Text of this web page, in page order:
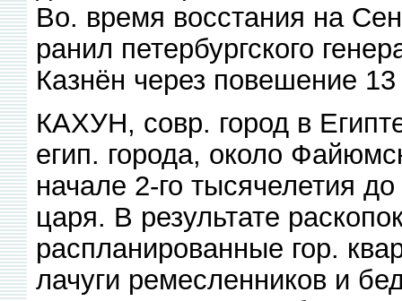
Во. время восстания на
ранил петербургского
Казнён через повешение
КАХУН, совр. город в
егип. города, около
начале 2-го тысячелетия
царя. В результате
распланированные гор.
лачуги ремесленников и